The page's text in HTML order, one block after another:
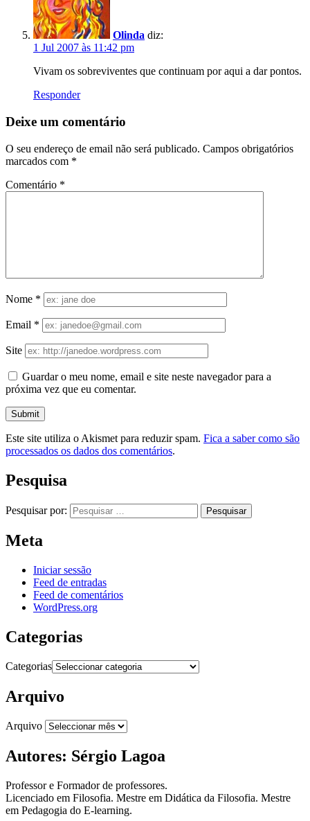
Olinda diz:
1 Jul 2007 às 11:42 pm
Vivam os sobreviventes que continuam por aqui a dar pontos.
Responder
Deixe um comentário
O seu endereço de email não será publicado. Campos obrigatórios
marcados com *
Comentário *
Nome *
Email *
Site
Guardar o meu nome, email e site neste navegador para a
próxima vez que eu comentar.
Este site utiliza o Akismet para reduzir spam. Fica a saber como são
processados os dados dos comentários.
Pesquisa
Pesquisar por:
Meta
Iniciar sessão
Feed de entradas
Feed de comentários
WordPress.org
Categorias
Categorias
Arquivo
Arquivo
Autores: Sérgio Lagoa
Professor e Formador de professores.
Licenciado em Filosofia. Mestre em Didática da Filosofia. Mestre
em Pedagogia do E-learning.